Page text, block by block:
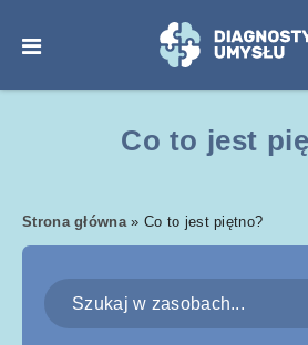
Co to jest
Strona główna» Co to jest piętno?